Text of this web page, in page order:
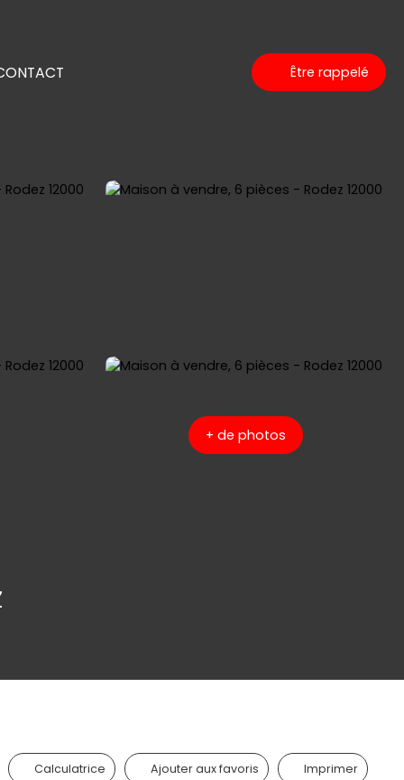
Être rappelé
+ de photos
Calculatrice Ajouter aux favoris Imprimer